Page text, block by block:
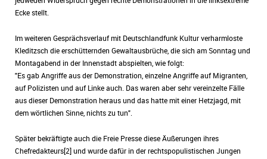
Ecke stellt.
Im weiteren Gesprächsverlauf mit Deutschlandfunk Kultur verharmloste
Kleditzsch die erschütternden Gewaltausbrüche, die sich am Sonntag und
Montagabend in der Innenstadt abspielten, wie folgt:
"Es gab Angriffe aus der Demonstration, einzelne Angriffe auf Migranten,
auf Polizisten und auf Linke auch. Das waren aber sehr vereinzelte Fälle
aus dieser Demonstration heraus und das hatte mit einer Hetzjagd, mit
dem wörtlichen Sinne, nichts zu tun".
Später bekräftigte auch die Freie Presse diese Äußerungen ihres
Chefredakteurs[2] und wurde dafür in der rechtspopulistischen Jungen